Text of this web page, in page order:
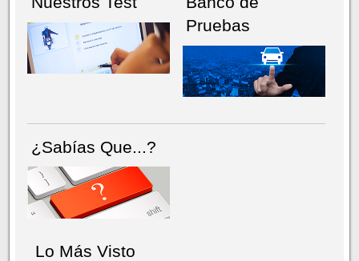
Pruebas
¿Sabías Que...?
Lo Más Visto